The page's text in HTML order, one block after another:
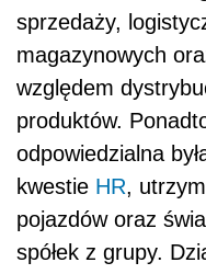
sprzedaży,
magazynowych
względem
produktów.
odpowiedzialna
kwestie HR,
pojazdów oraz
spółek z grupy.